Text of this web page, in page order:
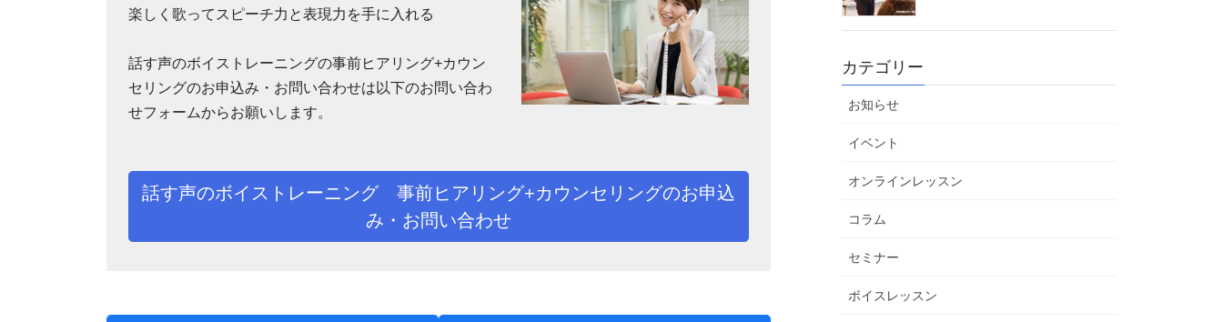
楽しく歌ってスピーチ力と表現力を手に入れる
話す声のボイストレーニングの事前ヒアリング+カウン
セリングのお申込み・お問い合わせは以下のお問い合わ
せフォームからお願いします。
話す声のボイストレーニング 事前ヒアリング+カウンセリングのお申込
み・お問い合わせ
カテゴリー
お知らせ
イベント
オンラインレッスン
コラム
セミナー
ボイスレッスン